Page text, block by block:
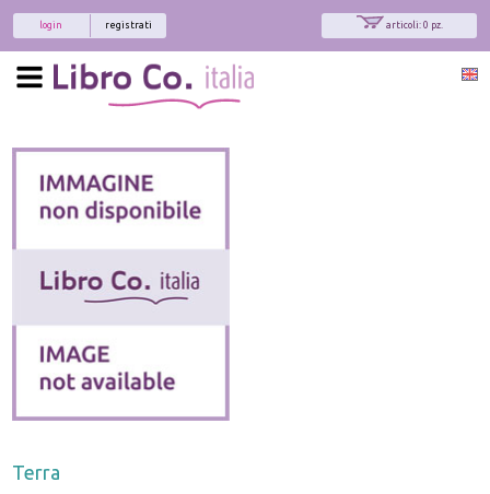
articoli: 0 pz.
registrati
login
Terra